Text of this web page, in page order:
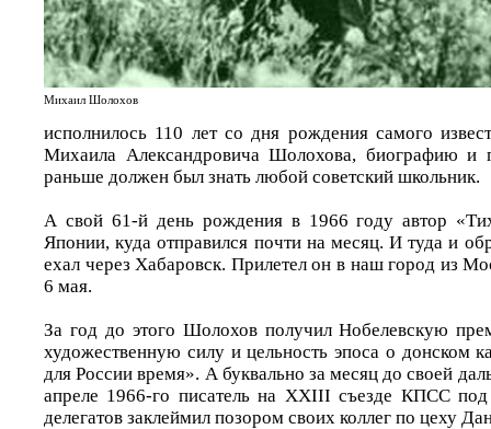
Михаил Шолохов
исполнилось 110 лет со дня рождения самого
Михаила Александровича Шолохова, биографию и
раньше должен был знать любой советский школьник.
А свой 61-й день рождения в 1966 году автор
Японии, куда отправился почти на месяц. И туда и
ехал через Хабаровск. Прилетел он в наш город из
6 мая.
За год до этого Шолохов получил Нобелевскую
художественную силу и цельность эпоса о донском
для России время». А буквально за месяц до своей
апреле 1966-го писатель на XXIII съезде КПСС
делегатов заклеймил позором своих коллег по цеху